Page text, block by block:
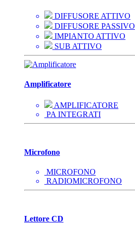
DIFFUSORE ATTIVO
DIFFUSORE PASSIVO
IMPIANTO ATTIVO
SUB ATTIVO
Amplificatore
AMPLIFICATORE
PA INTEGRATI
Microfono
MICROFONO
RADIOMICROFONO
Lettore CD